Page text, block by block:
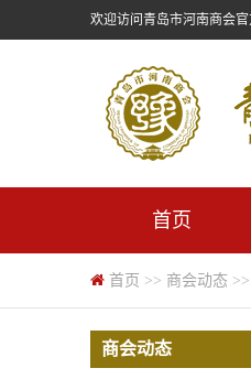
欢迎访问青岛市河南商会官
首页
首页 >> 商会动态 >>
商会动态